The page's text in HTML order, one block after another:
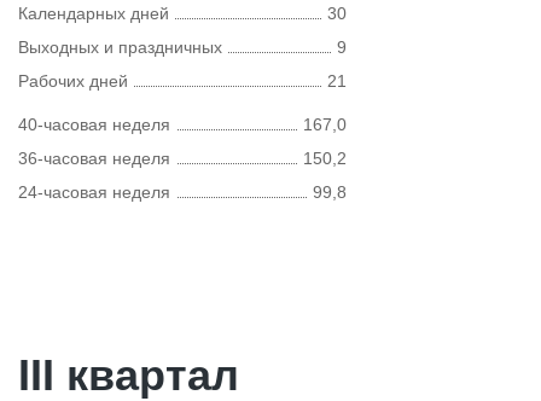
Календарных дней
30
Выходных и праздничных
9
Рабочих дней
21
40-часовая неделя
167,0
36-часовая неделя
150,2
24-часовая неделя
99,8
III квартал